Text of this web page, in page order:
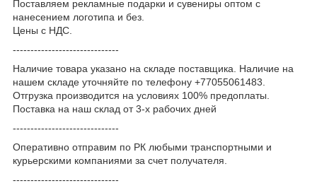
Поставляем рекламные подарки и сувениры оптом с
нанесением логотипа и без.
Цены с НДС.
------------------------------
Наличие товара указано на складе поставщика. Наличие на
нашем складе уточняйте по телефону +77055061483.
Отгрузка производится на условиях 100% предоплаты.
Поставка на наш склад от 3-x рабочих дней
------------------------------
Оперативно отправим по РК любыми транспортными и
курьерскими компаниями за счет получателя.
------------------------------